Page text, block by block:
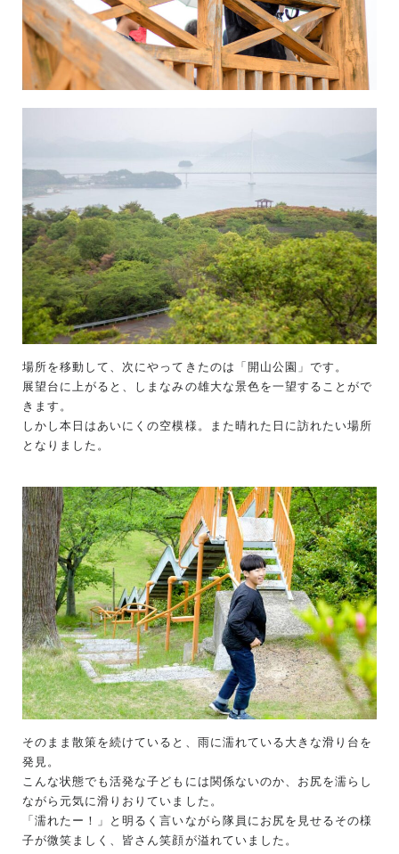
場所を移動して、次にやってきたのは「開山公園」です。
展望台に上がると、しまなみの雄大な景色を一望することがで
きます。
しかし本日はあいにくの空模様。また晴れた日に訪れたい場所
となりました。
そのまま散策を続けていると、雨に濡れている大きな滑り台を
発見。
こんな状態でも活発な子どもには関係ないのか、お尻を濡らし
ながら元気に滑りおりていました。
「濡れたー！」と明るく言いながら隊員にお尻を見せるその様
子が微笑ましく、皆さん笑顔が溢れていました。